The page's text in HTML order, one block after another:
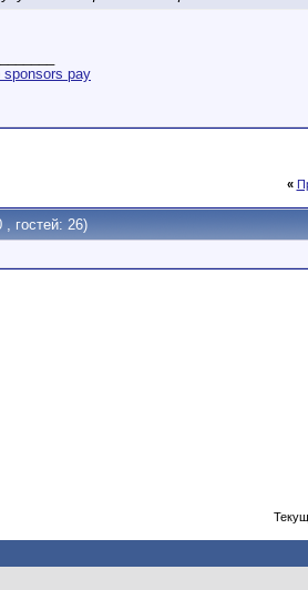
sponsors pay
«
, гостей: 26)